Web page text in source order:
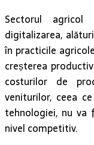
Sectorul
digitalizarea,
în practicile
creșterea
costurilor de
veniturilor, ceea
tehnologiei, nu va
nivel competitiv.